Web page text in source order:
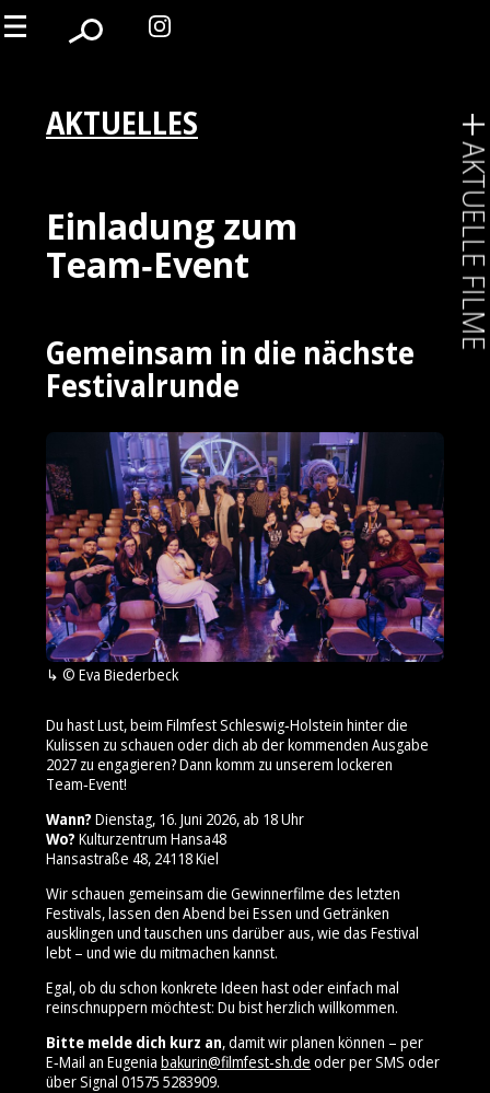
AKTUELLES
Einladung zum
Team‑Event
Gemeinsam in die nächste
Festivalrunde
© Eva Biederbeck
Du hast Lust, beim Filmfest Schleswig‑Holstein hinter die
Kulissen zu schauen oder dich ab der kommenden Ausgabe
2027 zu engagieren? Dann komm zu unserem lockeren
Team‑Event!
Wann? Dienstag, 16. Juni 2026, ab 18 Uhr
Wo? Kulturzentrum Hansa48
Hansastraße 48, 24118 Kiel
Wir schauen gemeinsam die Gewinnerfilme des letzten
Festivals, lassen den Abend bei Essen und Getränken
ausklingen und tauschen uns darüber aus, wie das Festival
lebt – und wie du mitmachen kannst.
Egal, ob du schon konkrete Ideen hast oder einfach mal
reinschnuppern möchtest: Du bist herzlich willkommen.
Bitte melde dich kurz an, damit wir planen können – per
E‑Mail an Eugenia bakurin@filmfest-sh.de oder per SMS oder
über Signal 01575 5283909⁩.